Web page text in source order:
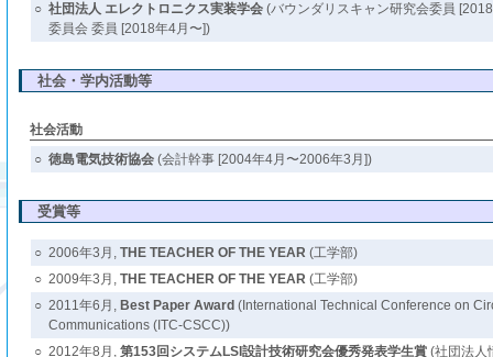
○ 社団法人 エレクトロニクス実装学会(バウンダリスキャン研究会委員
委員会 委員 [2018年4月〜])
社会・学内活動等
社会活動
○ 徳島電気技術協会(会計幹事 [2004年4月〜2006年3月])
受賞等
○ 2006年3月, THE TEACHER OF THE YEAR (工学部)
○ 2009年3月, THE TEACHER OF THE YEAR (工学部)
○ 2011年6月, Best Paper Award (International Technical Conference on
Communications (ITC-CSCC))
○ 2012年8月, 第153回システムLSI設計技術研究会優秀発表学生賞(社団法人